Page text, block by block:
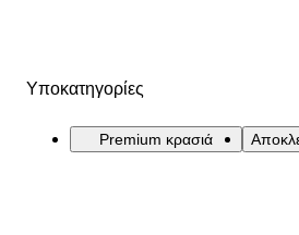
Υποκατηγορίες
Premium κρασιά